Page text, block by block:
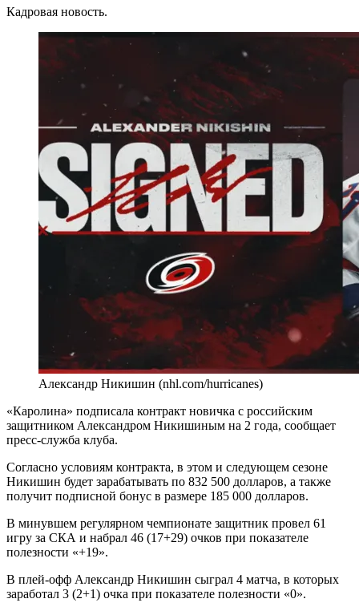
Кадровая новость.
Александр Никишин (nhl.com/hurricanes)
«Каролина» подписала контракт новичка с российским
защитником Александром Никишиным на 2 года, сообщает
пресс-служба клуба.
Согласно условиям контракта, в этом и следующем сезоне
Никишин будет зарабатывать по 832 500 долларов, а также
получит подписной бонус в размере 185 000 долларов.
В минувшем регулярном чемпионате защитник провел 61
игру за СКА и набрал 46 (17+29) очков при показателе
полезности «+19».
В плей-офф Александр Никишин сыграл 4 матча, в которых
заработал 3 (2+1) очка при показателе полезности «0».